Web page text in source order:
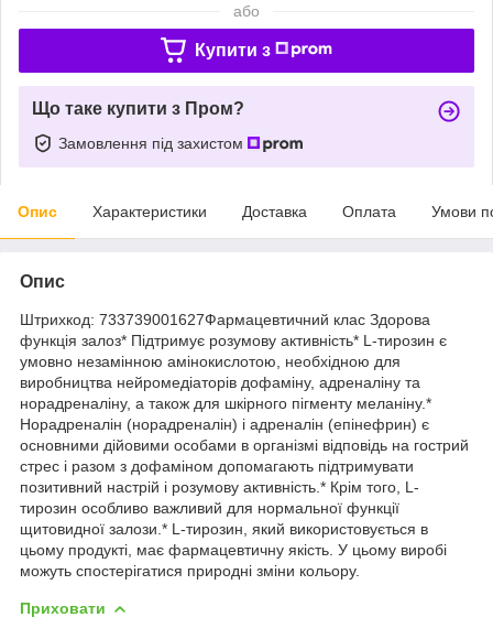
або
Купити з
Що таке купити з Пром?
Замовлення під захистом
Опис Характеристики Доставка Оплата Умови
Опис
Штрихкод: 733739001627Фармацевтичний клас Здорова
функція залоз* Підтримує розумову активність* L-тирозин є
умовно незамінною амінокислотою, необхідною для
виробництва нейромедіаторів дофаміну, адреналіну та
норадреналіну, а також для шкірного пігменту меланіну.*
Норадреналін (норадреналін) і адреналін (епінефрин) є
основними дійовими особами в організмі відповідь на гострий
стрес і разом з дофаміном допомагають підтримувати
позитивний настрій і розумову активність.* Крім того, L-
тирозин особливо важливий для нормальної функції
щитовидної залози.* L-тирозин, який використовується в
цьому продукті, має фармацевтичну якість. У цьому виробі
можуть спостерігатися природні зміни кольору.
Приховати